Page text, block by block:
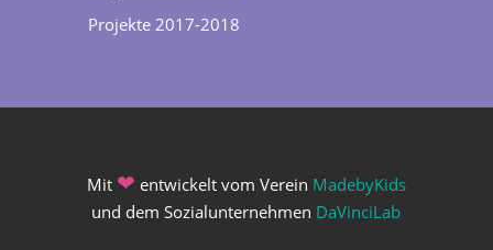
Projekte 2017-2018
Mit ❤ entwickelt vom Verein MadebyKids
und dem Sozialunternehmen DaVinciLab